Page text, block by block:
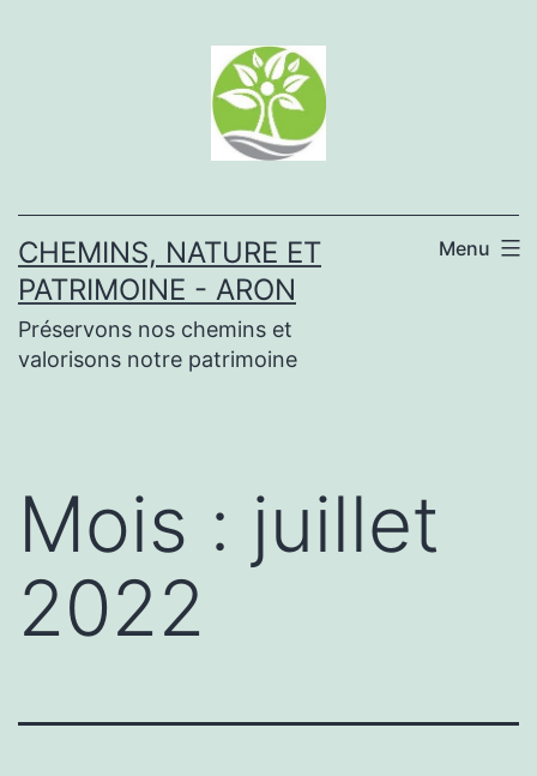
CHEMINS, NATURE ET
PATRIMOINE - ARON
Préservons nos chemins et
valorisons notre patrimoine
Menu
Mois : juillet
2022